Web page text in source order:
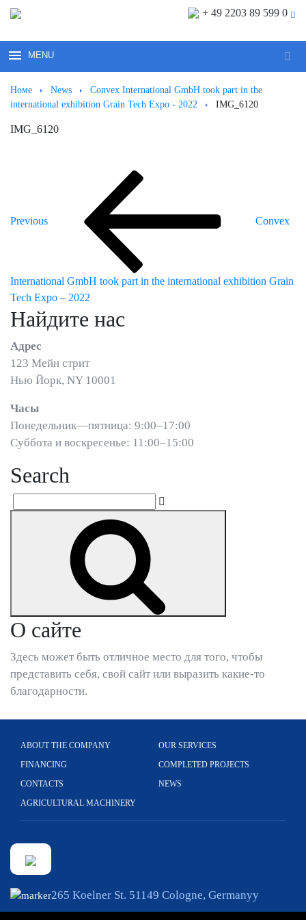
+ 49 2203 89 599 0
MENU
Номе News
Convex International GmbH took part in the
international exhibition Grain Tech Expo - 2022
IMG_6120
IMG_6120
navigation
Previous Convex
International GmbH took part in the international exhibition Grain
Tech Expo – 2022
Найдите нас
Адрес
123 Мейн стрит
Нью Йорк, NY 10001
Часы
Понедельник—пятница: 9:00–17:00
Суббота и воскресенье: 11:00–15:00
Search
Search
О сайте
Здесь может быть отличное место для того, чтобы
представить себя, свой сайт или выразить какие-то
благодарности.
ABOUT THE COMPANY
FINANCING
CONTACTS
AGRICULTURAL MACHINERY
OUR SERVICES
COMPLETED PROJECTS
NEWS
265 Koelner St. 51149 Cologne, Germanyy